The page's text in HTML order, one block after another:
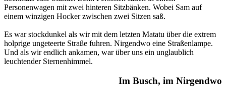
Personenwagen mit zwei hinteren Sitzbänken. Wobei Sam auf
einem winzigen Hocker zwischen zwei Sitzen saß.
Es war stockdunkel als wir mit dem letzten Matatu über die extrem
holprige ungeteerte Straße fuhren. Nirgendwo eine Straßenlampe.
Und als wir endlich ankamen, war über uns ein unglaublich
leuchtender Sternenhimmel.
Im Busch, im Nirgendwo